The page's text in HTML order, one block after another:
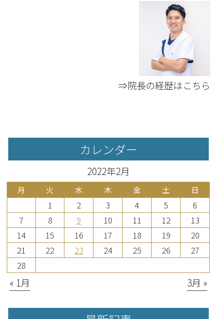
⇒院長の経歴はこちら
カレンダー
2022年2月
月 火 水 木 金 土 日
1 2 3 4 5
6
7
8 9 10 11 12
13
14
15 16 17 18 19
20
21
22 23 24 25 26
27
28
« 1月 3月 »